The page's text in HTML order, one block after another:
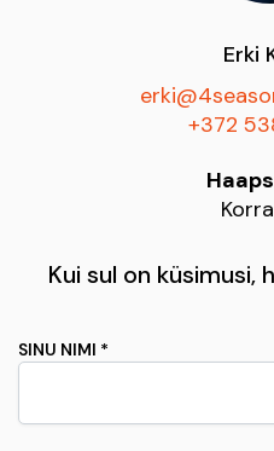
Erki
+372
Kui sul on
SINU NIMI *